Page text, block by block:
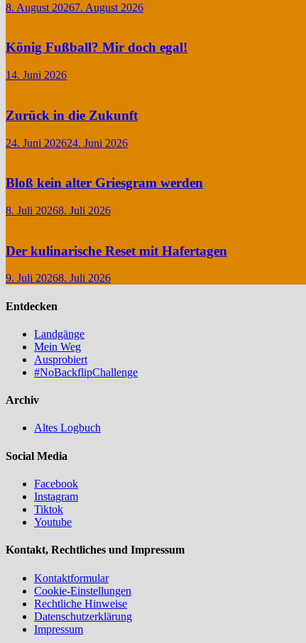
8. August 20267. August 2026
König Fußball? Mir doch egal!
14. Juni 2026
Zurück in die Zukunft
24. Juni 202624. Juni 2026
Bloß kein alter Griesgram werden
8. Juli 20268. Juli 2026
Der kulinarische Reset mit Hafertagen
9. Juli 20268. Juli 2026
Entdecken
Landgänge
Mein Weg
Ausprobiert
#NoBackflipChallenge
Archiv
Altes Logbuch
Social Media
Facebook
Instagram
Tiktok
Youtube
Kontakt, Rechtliches und Impressum
Kontaktformular
Cookie-Einstellungen
Rechtliche Hinweise
Datenschutzerklärung
Impressum